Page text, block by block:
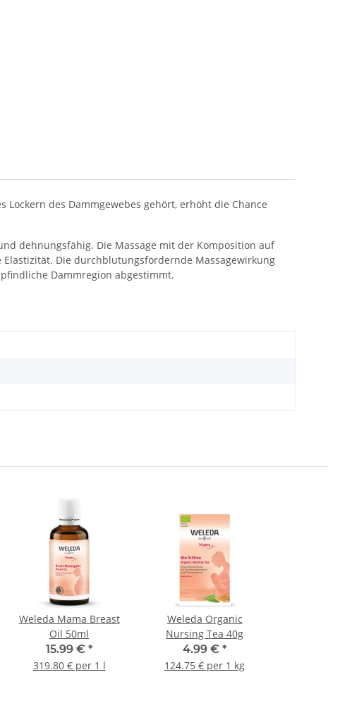
des Dammgewebes gehört, erhöht die Chance
dehnungsfähig. Die Massage mit der Komposition auf
Die durchblutungsfördernde Massagewirkung
Dammregion abgestimmt.
Weleda Mama Breast
Oil 50ml
15.99 € *
319.80 € per 1 l
Weleda Organic
Nursing Tea 40g
4.99 € *
124.75 € per 1 kg